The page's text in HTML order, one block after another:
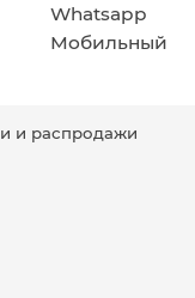
Whatsapp
Мобильный
и распродажи